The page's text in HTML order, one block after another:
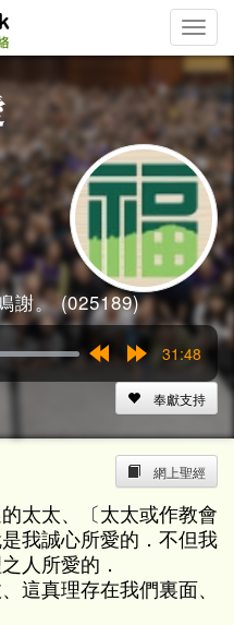
Toggle
謝。 (025189)
15s
31:48
奉獻支持
網上聖經
太太、〔太太或作教會
我誠心所愛的．不但我
人所愛的．
這真理存在我們裏面、